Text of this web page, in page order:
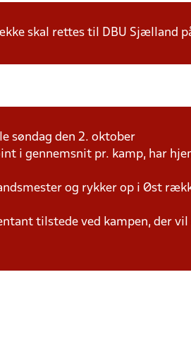
skal rettes til DBU Sjælland
søndag den 2. oktober
i gennemsnit pr. kamp, har
og rykker op i Øst
tilstede ved kampen, der